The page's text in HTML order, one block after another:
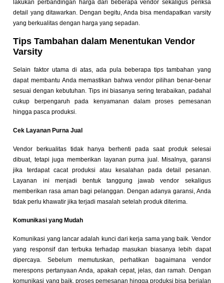
lakukan perbandingan harga dari beberapa vendor sekaligus periksa
detail yang ditawarkan. Dengan begitu, Anda bisa mendapatkan varsity
yang berkualitas dengan harga yang sepadan.
Tips Tambahan dalam Menentukan Vendor
Varsity
Selain faktor utama di atas, ada pula beberapa tips tambahan yang
dapat membantu Anda memastikan bahwa vendor pilihan benar-benar
sesuai dengan kebutuhan. Tips ini biasanya sering terabaikan, padahal
cukup berpengaruh pada kenyamanan dalam proses pemesanan
hingga pasca produksi.
Cek Layanan Purna Jual
Vendor berkualitas tidak hanya berhenti pada saat produk selesai
dibuat, tetapi juga memberikan layanan purna jual. Misalnya, garansi
jika terdapat cacat produksi atau kesalahan pada detail pesanan.
Layanan ini menjadi bentuk tanggung jawab vendor sekaligus
memberikan rasa aman bagi pelanggan. Dengan adanya garansi, Anda
tidak perlu khawatir jika terjadi masalah setelah produk diterima.
Komunikasi yang Mudah
Komunikasi yang lancar adalah kunci dari kerja sama yang baik. Vendor
yang responsif dan terbuka terhadap masukan biasanya lebih dapat
dipercaya. Sebelum memutuskan, perhatikan bagaimana vendor
merespons pertanyaan Anda, apakah cepat, jelas, dan ramah. Dengan
komunikasi yang baik, proses pemesanan hingga produksi bisa berjalan